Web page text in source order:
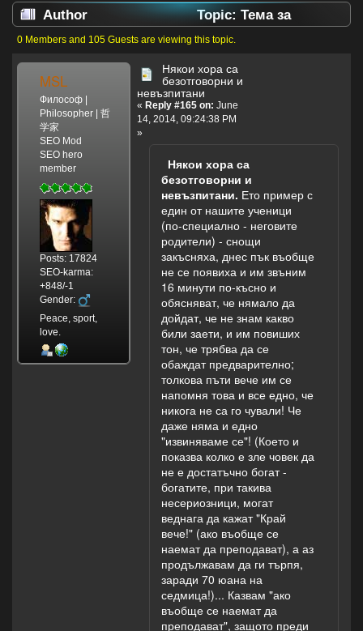
Author
Topic: Тема за
баналности, досадности, труизми и
елементаризми (Read 301726 times)
0 Members and 105 Guests are viewing this topic.
MSL
Философ |
Philosopher | 哲
学家
SEO Mod
SEO hero
member
Posts: 17824
SEO-karma:
+848/-1
Gender:
Peace, sport,
love.
Някои хора са
безотговорни и
невъзпитани
« Reply #165 on: June
14, 2014, 09:24:38 PM
»
Някои хора са
безотговорни и
невъзпитани. Ето пример с
един от нашите ученици
(по-специално - неговите
родители) - снощи
закъсняха, днес пък въобще
не се появиха и им звъним
16 минути по-късно и
обясняват, че нямало да
дойдат, че не знам какво
били заети, и им повиших
тон, че трябва да се
обаждат предварително;
толкова пъти вече им се
напомня това и все едно, че
никога не са го чували! Че
даже няма и едно
"извиняваме се"! (Което и
показва колко е зле човек да
не е достатъчно богат -
богатите, при такива
несериозници, могат
веднага да кажат "Край
вече!" (ако въобще се
наемат да преподават), а аз
продължавам да ги търпя,
заради 70 юана на
седмица!)... Казвам "ако
въобще се наемат да
преподават", защото преди